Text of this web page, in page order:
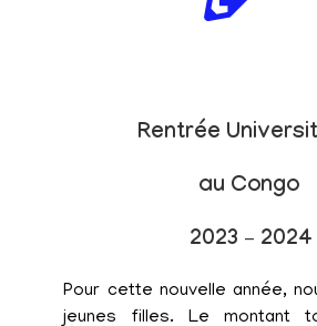
Rentrée
au Congo
2023 – 2024
Pour cette nouvelle année,
jeunes filles. Le montant